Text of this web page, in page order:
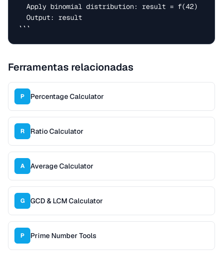
```
Ferramentas relacionadas
P Percentage Calculator
R Ratio Calculator
A Average Calculator
G GCD & LCM Calculator
P Prime Number Tools